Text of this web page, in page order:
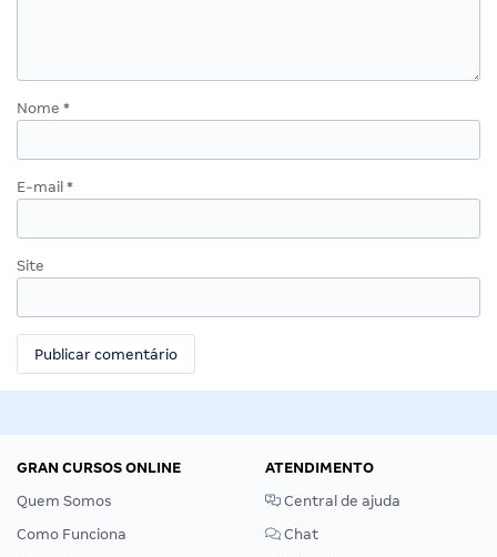
Nome *
E-mail *
Site
GRAN CURSOS ONLINE
Quem Somos
Como Funciona
ATENDIMENTO
Central de ajuda
Chat